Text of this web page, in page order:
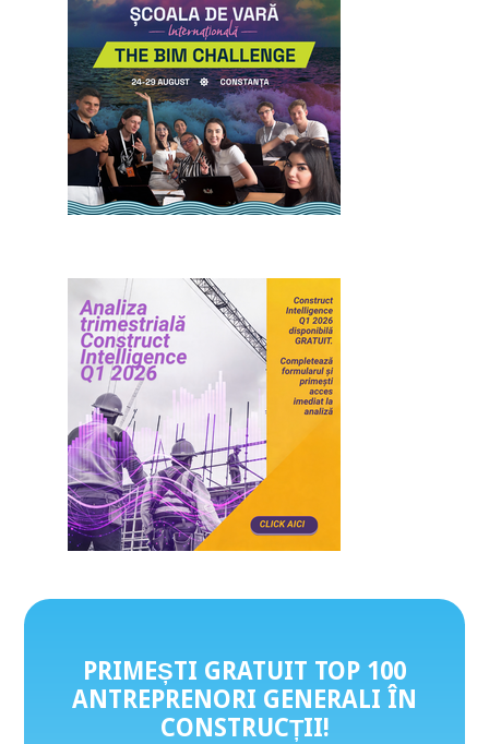
PRIMEȘTI GRATUIT TOP 100
ANTREPRENORI GENERALI ÎN
CONSTRUCȚII!